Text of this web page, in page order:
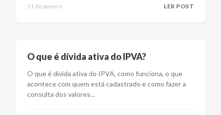
11 de janeiro LER POST
O que é dívida ativa do IPVA?
O que é dívida ativa do IPVA, como funciona, o que
acontece com quem está cadastrado e como fazer a
consulta dos valores...